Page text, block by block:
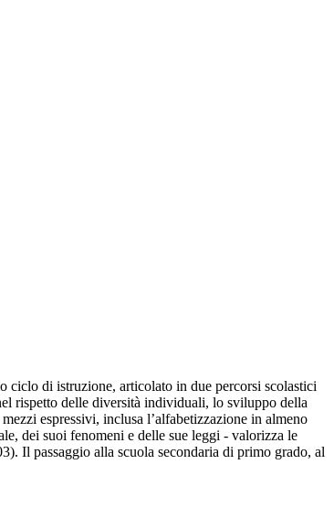
ciclo di istruzione, articolato in due percorsi scolastici
rispetto delle diversità individuali, lo sviluppo della
espressivi, inclusa l’alfabetizzazione in almeno
dei suoi fenomeni e delle sue leggi - valorizza le
Il passaggio alla scuola secondaria di primo grado, al